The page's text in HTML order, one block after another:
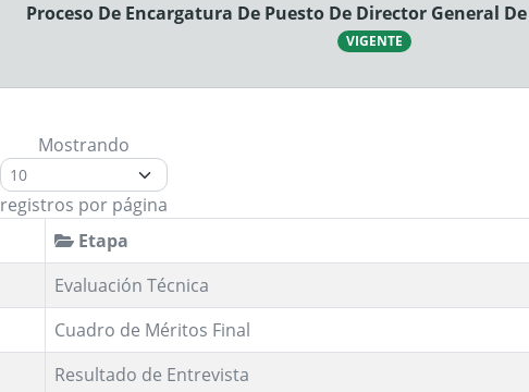
Proceso De Encargatura De Puesto De Director General
VIGENTE
Mostrando
registros por página
Etapa
Evaluación Técnica
Cuadro de Méritos Final
Resultado de Entrevista